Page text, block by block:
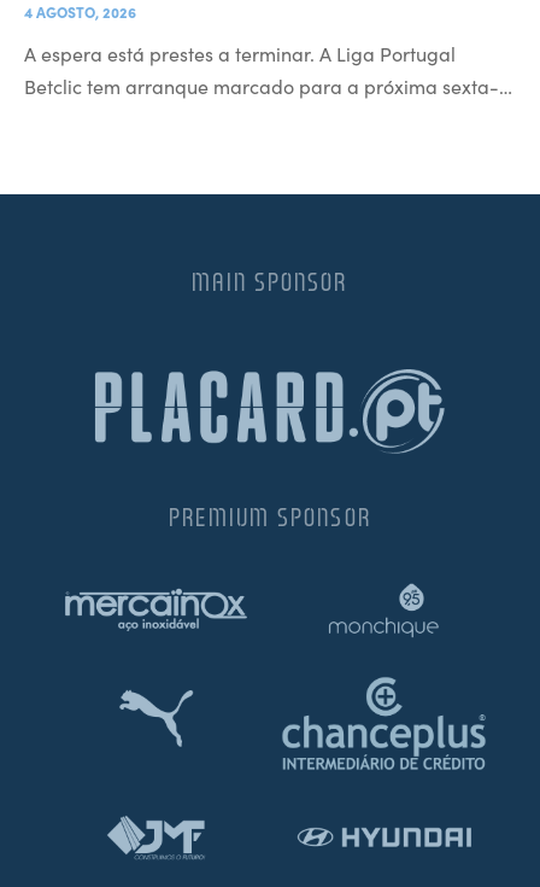
4 AGOSTO, 2026
A espera está prestes a terminar. A Liga Portugal
Betclic tem arranque marcado para a próxima sexta-…
MAIN SPONSOR
PREMIUM SPONSOR